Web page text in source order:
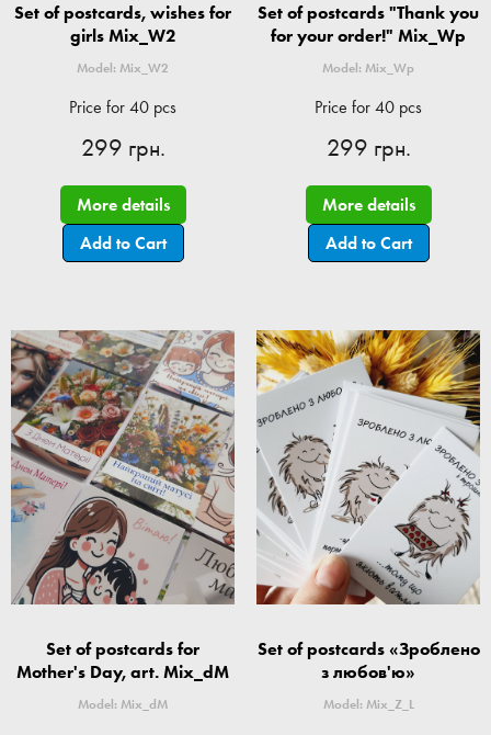
Set of postcards, wishes for
girls Mix_W2
Model: Mix_W2
Price for 40 pcs
299 грн.
More details
Add to Cart
Set of postcards "Thank you
for your order!" Mix_Wp
Model: Mix_Wp
Price for 40 pcs
299 грн.
More details
Add to Cart
Set of postcards for
Mother's Day, art. Mix_dM
Model: Mix_dM
Set of postcards «Зроблено
з любов'ю»
Model: Mix_Z_L